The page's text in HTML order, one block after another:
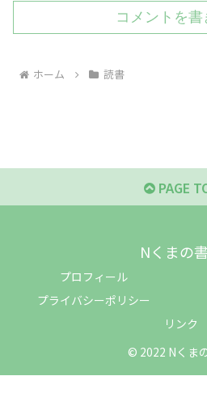
コメントを書
ホーム 読書
PAGE
Nくまの
プロフィール
プライバシーポリシー
リンク
© 2022 Nくま